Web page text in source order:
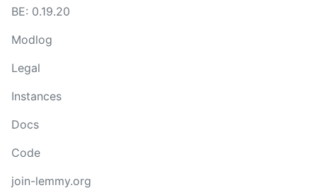
BE: 0.19.20
Modlog
Legal
Instances
Docs
Code
join-lemmy.org